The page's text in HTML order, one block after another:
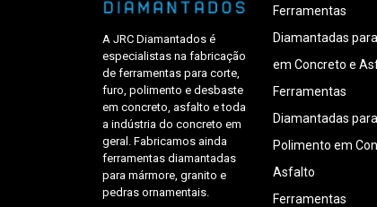
A JRC Diamantados é
especialistas na fabricação
de ferramentas para corte,
furo, polimento e desbaste
em concreto, asfalto e toda
a indústria do concreto em
geral. Fabricamos ainda
ferramentas diamantadas
para mármore, granito e
pedras ornamentais.
Ferramentas
Diamantadas
em Concreto e
Ferramentas
Diamantadas para
Polimento em
Asfalto
Ferramentas